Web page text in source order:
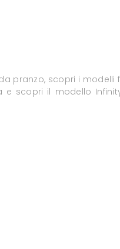
pranzo, scopri i modelli
e scopri il modello